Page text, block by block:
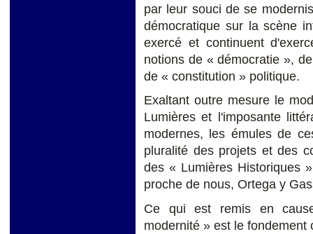
par leur souci de se
démocratique sur la scène
exercé et continuent
notions de « démocratie »,
de « constitution » politique.
Exaltant outre mesure le
Lumières et l'imposante
modernes, les émules de
pluralité des projets et des
des « Lumières Historiques
proche de nous, Ortega y
Ce qui est remis en
modernité » est le